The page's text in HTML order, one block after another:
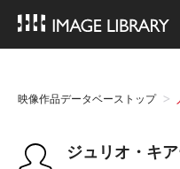
映像作品データベーストップ
ジュリオ・キア